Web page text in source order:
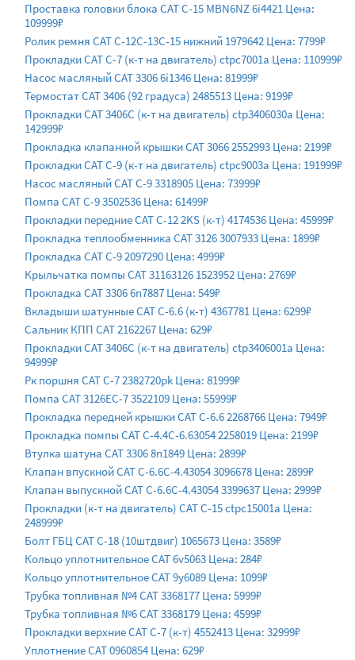
Проставка головки блока CAT C-15 MBN6NZ 6i4421 Цена:
109999₽
Ролик ремня CAT C-12C-13C-15 нижний 1979642 Цена: 7799₽
Прокладки CAT C-7 (к-т на двигатель) ctpc7001a Цена: 110999₽
Насос масляный CAT 3306 6i1346 Цена: 81999₽
Термостат CAT 3406 (92 градуса) 2485513 Цена: 9199₽
Прокладки CAT 3406C (к-т на двигатель) ctp3406030a Цена:
142999₽
Прокладка клапанной крышки CAT 3066 2552993 Цена: 2199₽
Прокладки CAT C-9 (к-т на двигатель) ctpc9003a Цена: 191999₽
Насос масляный CAT C-9 3318905 Цена: 73999₽
Помпа CAT C-9 3502536 Цена: 61499₽
Прокладки передние CAT C-12 2KS (к-т) 4174536 Цена: 45999₽
Прокладка теплообменника CAT 3126 3007933 Цена: 1899₽
Прокладка CAT C-9 2097290 Цена: 4999₽
Крыльчатка помпы CAT 31163126 1523952 Цена: 2769₽
Прокладка CAT 3306 6n7887 Цена: 549₽
Вкладыши шатунные CAT C-6.6 (к-т) 4367781 Цена: 6299₽
Сальник КПП CAT 2162267 Цена: 629₽
Прокладки CAT 3406C (к-т на двигатель) ctp3406001a Цена:
94999₽
Рк поршня CAT C-7 2382720pk Цена: 81999₽
Помпа CAT 3126EC-7 3522109 Цена: 55999₽
Прокладка передней крышки CAT C-6.6 2268766 Цена: 7949₽
Прокладка помпы CAT C-4.4C-6.63054 2258019 Цена: 2199₽
Втулка шатуна CAT 3306 8n1849 Цена: 2899₽
Клапан впускной CAT C-6.6C-4.43054 3096678 Цена: 2899₽
Клапан выпускной CAT C-6.6C-4.43054 3399637 Цена: 2999₽
Прокладки (к-т на двигатель) CAT C-15 ctpc15001a Цена:
248999₽
Болт ГБЦ CAT C-18 (10штдвиг) 1065673 Цена: 3589₽
Кольцо уплотнительное CAT 6v5063 Цена: 284₽
Кольцо уплотнительное CAT 9y6089 Цена: 1099₽
Трубка топливная №4 CAT 3368177 Цена: 5999₽
Трубка топливная №6 CAT 3368179 Цена: 4599₽
Прокладки верхние CAT C-7 (к-т) 4552413 Цена: 32999₽
Уплотнение CAT 0960854 Цена: 629₽